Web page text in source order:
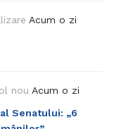
Acum o zi
nou Acum o zi
Senatului: „6